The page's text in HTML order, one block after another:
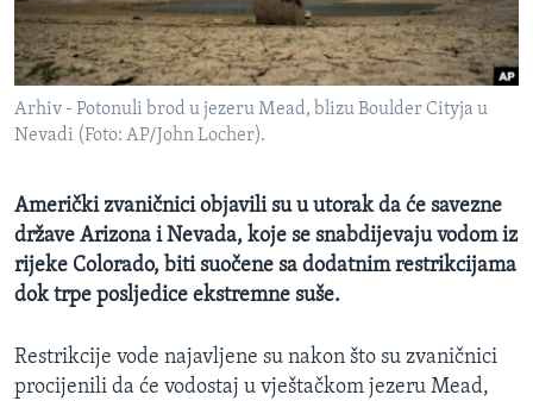
MAGAZIN
O GLASU AMERIKE
Learning English
PRATITE NAS
Jezici
Arhiv - Potonuli brod u jezeru Mead, blizu Boulder Cityja u
Nevadi (Foto: AP/John Locher).
Američki zvaničnici objavili su u utorak da će savezne
države Arizona i Nevada, koje se snabdijevaju vodom iz
rijeke Colorado, biti suočene sa dodatnim restrikcijama
dok trpe posljedice ekstremne suše.
Restrikcije vode najavljene su nakon što su zvaničnici
procijenili da će vodostaj u vještačkom jezeru Mead,